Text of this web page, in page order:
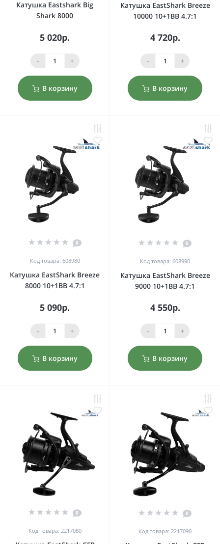
Катушка Eastshark Big
Shark 8000
5 020р.
- +
В корзину
Катушка EastShark Breeze
10000 10+1BB 4.7:1
4 720р.
- +
В корзину
0
Код товара: 608980
Катушка EastShark Breeze
8000 10+1BB 4.7:1
5 090р.
- +
В корзину
0
Код товара: 608990
Катушка EastShark Breeze
9000 10+1BB 4.7:1
4 550р.
- +
В корзину
0
Код товара: 2217080
0
Код товара: 2217090